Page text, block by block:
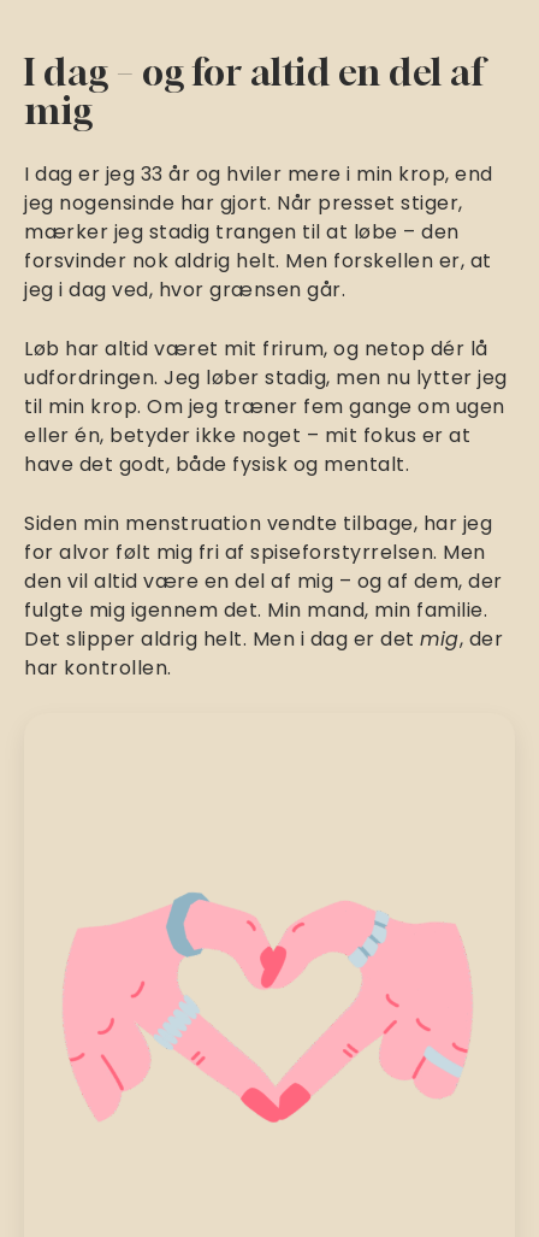
I dag – og for altid en del af
mig
I dag er jeg 33 år og hviler mere i min krop, end
jeg nogensinde har gjort. Når presset stiger,
mærker jeg stadig trangen til at løbe – den
forsvinder nok aldrig helt. Men forskellen er, at
jeg i dag ved, hvor grænsen går.
Løb har altid været mit frirum, og netop dér lå
udfordringen. Jeg løber stadig, men nu lytter jeg
til min krop. Om jeg træner fem gange om ugen
eller én, betyder ikke noget – mit fokus er at
have det godt, både fysisk og mentalt.
Siden min menstruation vendte tilbage, har jeg
for alvor følt mig fri af spiseforstyrrelsen. Men
den vil altid være en del af mig – og af dem, der
fulgte mig igennem det. Min mand, min familie.
Det slipper aldrig helt. Men i dag er det mig, der
har kontrollen.